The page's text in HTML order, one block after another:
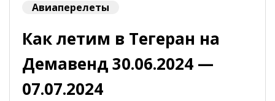
Авиаперелеты
Как летим в Тегеран на
Демавенд 30.06.2024 —
07.07.2024